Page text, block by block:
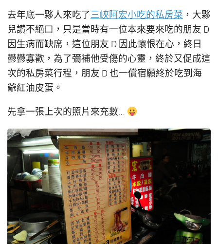
去年底一夥人來吃了三峽阿宏小吃的私房菜 ，大夥
兒讚不絕口，只是當時有一位本來要來吃的朋友 D
因生病而缺席，這位朋友 D 因此懷恨在心，終日
鬱鬱寡歡，為了彌補他受傷的心靈，終於又促成這
次的私房菜行程，朋友 D 也一償宿願終於吃到海
爺紅油皮蛋。
先拿一張上次的照片來充數…